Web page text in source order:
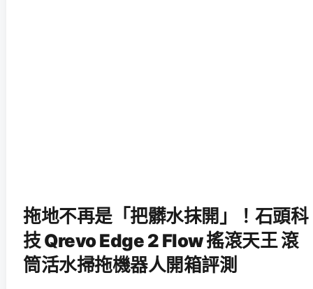
拖地不再是「把髒水抹開」！石頭科
技 Qrevo Edge 2 Flow 搖滾天王 滾
筒活水掃拖機器人開箱評測